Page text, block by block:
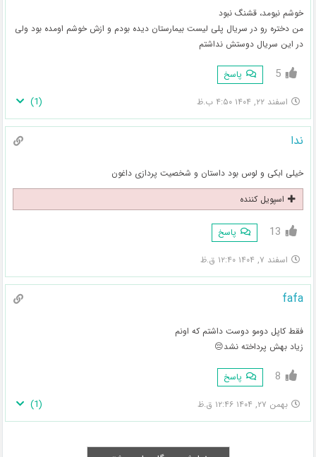
خوشم نیومد، قشنگ نبود
من دختره رو در سریال پلی لیست بیمارستان دیده بودم و ازش خوشم اومده بود ولی
در این سریال دوستش نداشتم
5 پاسخ
اسفند ۲۲, ۱۴۰۴ ۴:۵۰ ب.ظ (
1
)
ندا
خیلی ابکی و لوس بود داستان و شخصیت پردازی داغون
اسپویل کننده
13 پاسخ
اسفند ۷, ۱۴۰۴ ۱۲:۴۰ ق.ظ
fafa
فقط کاپل دومو دوست داشتم که اونم
زیاد بهش پرداخته نشد😔
8 پاسخ
بهمن ۲۷, ۱۴۰۴ ۱۲:۴۶ ق.ظ (
1
)